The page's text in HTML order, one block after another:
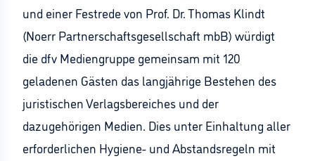
und einer Festrede von Prof. Dr. Thomas Klindt
(Noerr Partnerschaftsgesellschaft mbB) würdigt
die dfv Mediengruppe gemeinsam mit 120
geladenen Gästen das langjährige Bestehen des
juristischen Verlagsbereiches und der
dazugehörigen Medien. Dies unter Einhaltung aller
erforderlichen Hygiene- und Abstandsregeln mit